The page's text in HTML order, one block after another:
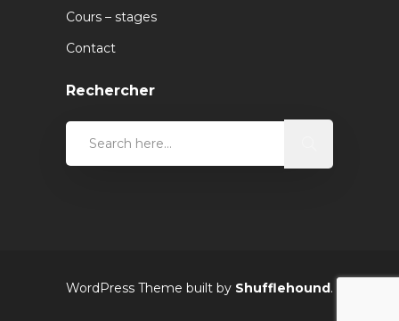
Cours – stages
Contact
Rechercher
WordPress Theme built by Shufflehound.